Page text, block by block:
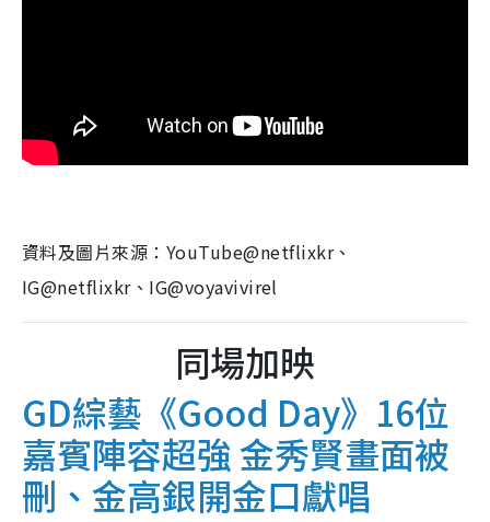
資料及圖片來源：YouTube@netflixkr、
IG@netflixkr、IG@voyavivirel
同場加映
GD綜藝《Good Day》16位
嘉賓陣容超強 金秀賢畫面被
刪、金高銀開金口獻唱